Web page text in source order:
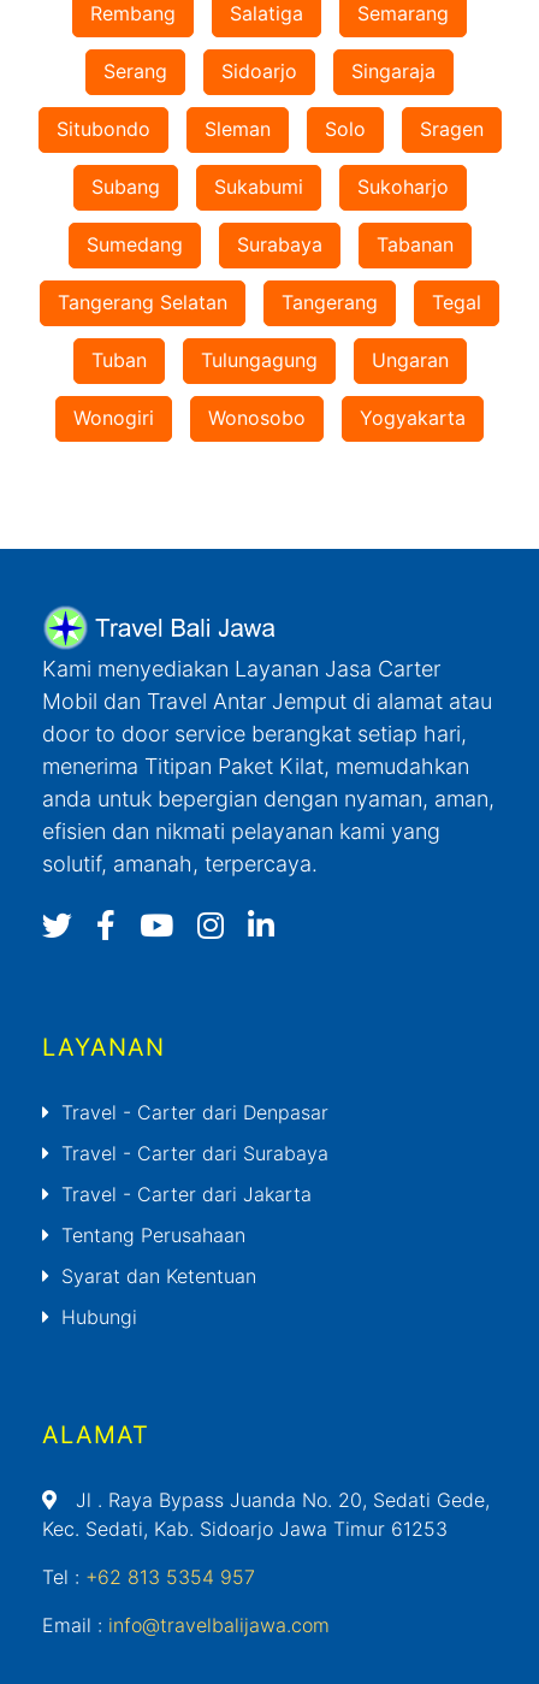
Rembang Salatiga Semarang
Serang Sidoarjo Singaraja
Situbondo Sleman Solo Sragen
Subang Sukabumi Sukoharjo
Sumedang Surabaya Tabanan
Tangerang Selatan Tangerang Tegal
Tuban Tulungagung Ungaran
Wonogiri Wonosobo Yogyakarta
Kami menyediakan Layanan Jasa Carter
Mobil dan Travel Antar Jemput di alamat atau
door to door service berangkat setiap hari,
menerima Titipan Paket Kilat, memudahkan
anda untuk bepergian dengan nyaman, aman,
efisien dan nikmati pelayanan kami yang
solutif, amanah, terpercaya.
LAYANAN
Travel - Carter dari Denpasar
Travel - Carter dari Surabaya
Travel - Carter dari Jakarta
Tentang Perusahaan
Syarat dan Ketentuan
Hubungi
ALAMAT
Jl . Raya Bypass Juanda No. 20, Sedati Gede,
Kec. Sedati, Kab. Sidoarjo Jawa Timur 61253
Tel : +62 813 5354 957
Email : info@travelbalijawa.com